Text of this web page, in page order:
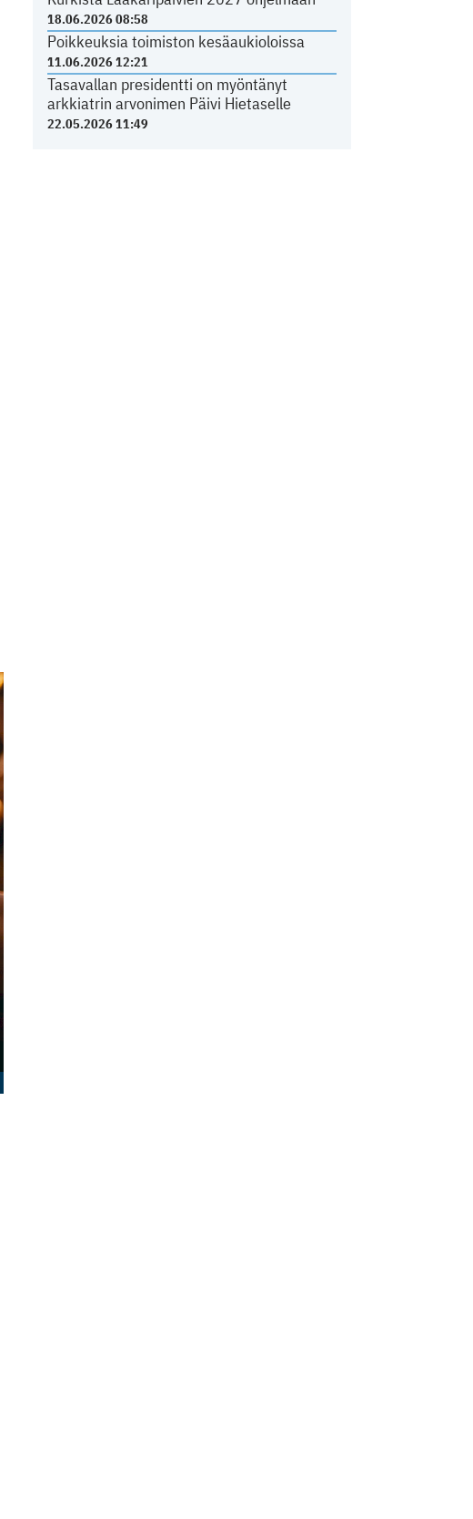
18.06.2026 08:58
Poikkeuksia toimiston kesäaukioloissa
11.06.2026 12:21
Tasavallan presidentti on myöntänyt
arkkiatrin arvonimen Päivi Hietaselle
22.05.2026 11:49